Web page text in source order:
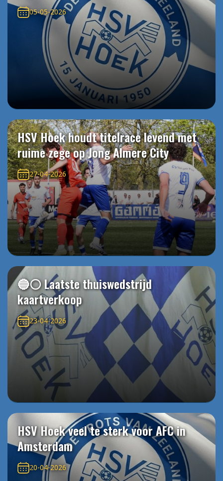
05-05-2026
HSV Hoek houdt titelrace levend met
ruime zege op Jong Almere City
27-04-2026
🔵⚪️ Laatste thuiswedstrijd
kaartverkoop
23-04-2026
HSV Hoek veel te sterk voor AFC in
Amsterdam
20-04-2026